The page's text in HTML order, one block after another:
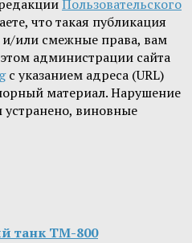
Пользовательского
что такая публикация
и/или смежные права, вам
администрации сайта
с указанием адреса (URL)
материал. Нарушение
устранено, виновные
танк TM-800